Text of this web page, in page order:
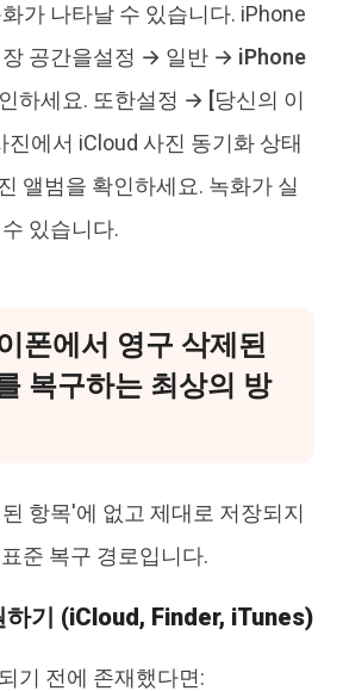
가 나타날 수 있습니다. iPhone
공간을설정 → 일반 → iPhone
하세요. 또한설정 → [당신의 이
진에서 iCloud 사진 동기화 상태
앨범을 확인하세요. 녹화가 실
있습니다.
폰에서 영구 삭제된
복구하는 최상의 방
항목'에 없고 제대로 저장되지
준 복구 경로입니다.
하기 (iCloud, Finder, iTunes)
기 전에 존재했다면: